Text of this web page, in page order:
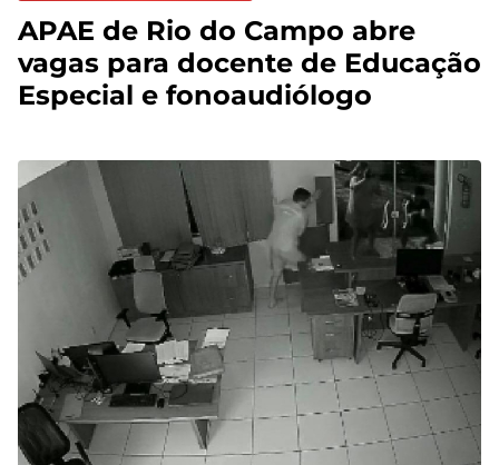
APAE de Rio do Campo abre
vagas para docente de Educação
Especial e fonoaudiólogo